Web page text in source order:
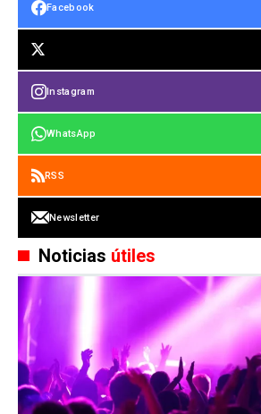
Facebook
Instagram
WhatsApp
RSS
Newsletter
Noticias útiles